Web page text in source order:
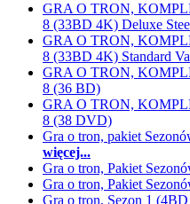
GRA O TRON,
8 (33BD 4K) Deluxe
GRA O TRON,
8 (33BD 4K) Standard
GRA O TRON,
8 (36 BD)
GRA O TRON,
8 (38 DVD)
Gra o tron, pakiet
więcej...
Gra o tron, Pakiet
Gra o tron, Pakiet
Gra o tron, Sezon 1